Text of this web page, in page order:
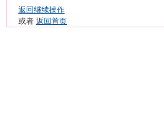
返回继续操作
或者 返回首页